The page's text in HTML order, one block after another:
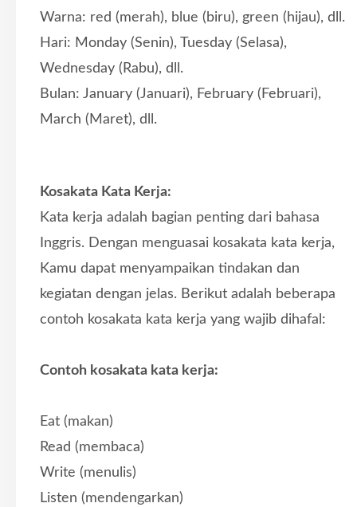
Warna: red (merah), blue (biru), green (hijau), dll.
Hari: Monday (Senin), Tuesday (Selasa),
Wednesday (Rabu), dll.
Bulan: January (Januari), February (Februari),
March (Maret), dll.
Kosakata Kata Kerja:
Kata kerja adalah bagian penting dari bahasa
Inggris. Dengan menguasai kosakata kata kerja,
Kamu dapat menyampaikan tindakan dan
kegiatan dengan jelas. Berikut adalah beberapa
contoh kosakata kata kerja yang wajib dihafal:
Contoh kosakata kata kerja:
Eat (makan)
Read (membaca)
Write (menulis)
Listen (mendengarkan)